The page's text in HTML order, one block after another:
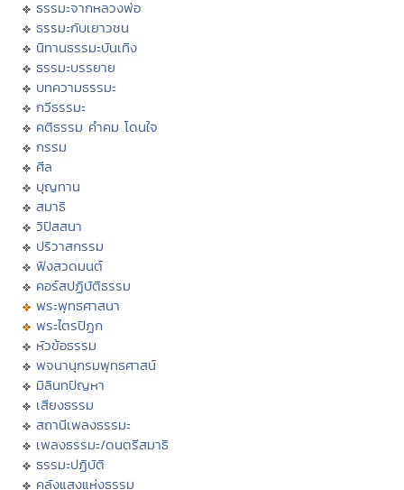
ธรรมะจากหลวงพ่อ
ธรรมะกับเยาวชน
นิทานธรรมะบันเทิง
ธรรมะบรรยาย
บทความธรรมะ
กวีธรรมะ
คติธรรม คำคม โดนใจ
กรรม
ศีล
บุญทาน
สมาธิ
วิปัสสนา
ปริวาสกรรม
ฟังสวดมนต์
คอร์สปฏิบัติธรรม
พระพุทธศาสนา
พระไตรปิฏก
หัวข้อธรรม
พจนานุกรมพุทธศาสน์
มิลินทปัญหา
เสียงธรรม
สถานีเพลงธรรมะ
เพลงธรรมะ/ดนตรีสมาธิ
ธรรมะปฏิบัติ
คลังแสงแห่งธรรม